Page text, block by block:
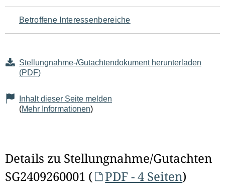
für
den
Seiteninhalt
Betroffene Interessenbereiche
Stellungnahme-/Gutachtendokument herunterladen
(PDF)
Inhalt dieser Seite melden
(Mehr Informationen)
Details zu Stellungnahme/Gutachten
SG2409260001 (
PDF - 4 Seiten)